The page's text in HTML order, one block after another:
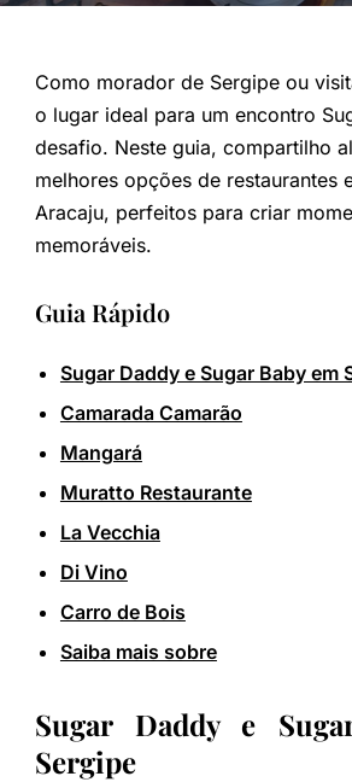
Como morador de Sergipe ou
o lugar ideal para um encontro
desafio. Neste guia, compartilho
melhores opções de restaurantes
Aracaju, perfeitos para criar
memoráveis.
Guia Rápido
Sugar Daddy e Sugar Baby em
Camarada Camarão
Mangará
Muratto Restaurante
La Vecchia
Di Vino
Carro de Bois
Saiba mais sobre
Sugar Daddy e
Sergipe